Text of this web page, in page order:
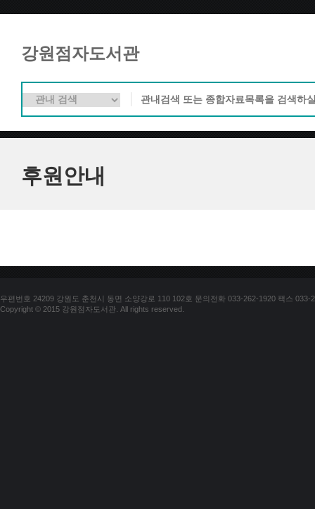
강원점자도서관
후원안내
우편번호 24209 강원도 춘천시 동면 소양강로 110 102호 문의전화 033-262-1920 팩스 033-
Copyright © 2015 강원점자도서관. All rights reserved.